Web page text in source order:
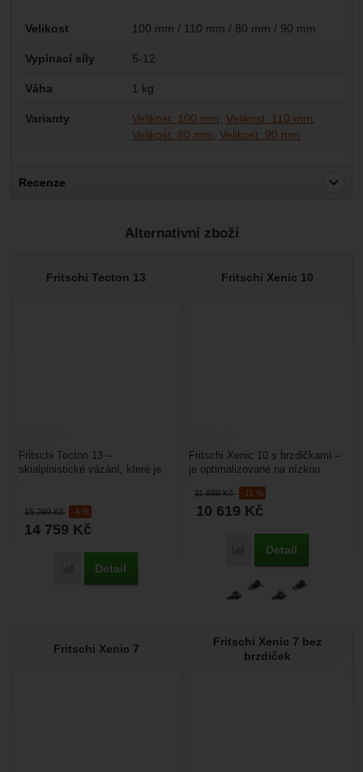
Parametry
Velikost 100 mm / 110 mm / 80 mm / 90 mm
Vypínací síly 5-12
Váha 1 kg
Varianty Velikost: 100 mm Velikost: 110 mm
Velikost: 80 mm Velikost: 90 mm
Recenze
Nebyla přidána žádná recenze.
Alternativní zboží
Fritschi Tecton 13
15 299Kč -4 %
14 759 Kč
Porovnat
Detail
Fritschi Tecton 13 –
skialpinistické vázání, které je
Fritschi Xenic 10
11 899Kč -11 %
10 619 Kč
Porovnat
Detail
Fritschi Xenic 10 s brzdičkami –
je optimalizované na nízkou
vysokou jistotu...
Fritschi Xenic 7
Fritschi Xenic 7 bez
brzdiček